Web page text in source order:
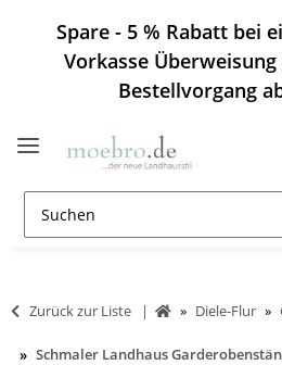
Spare - 5 % Rabatt bei
Vorkasse
Bestellvorgang
Zurück zur Liste Diele-Flur
Schmaler Landhaus